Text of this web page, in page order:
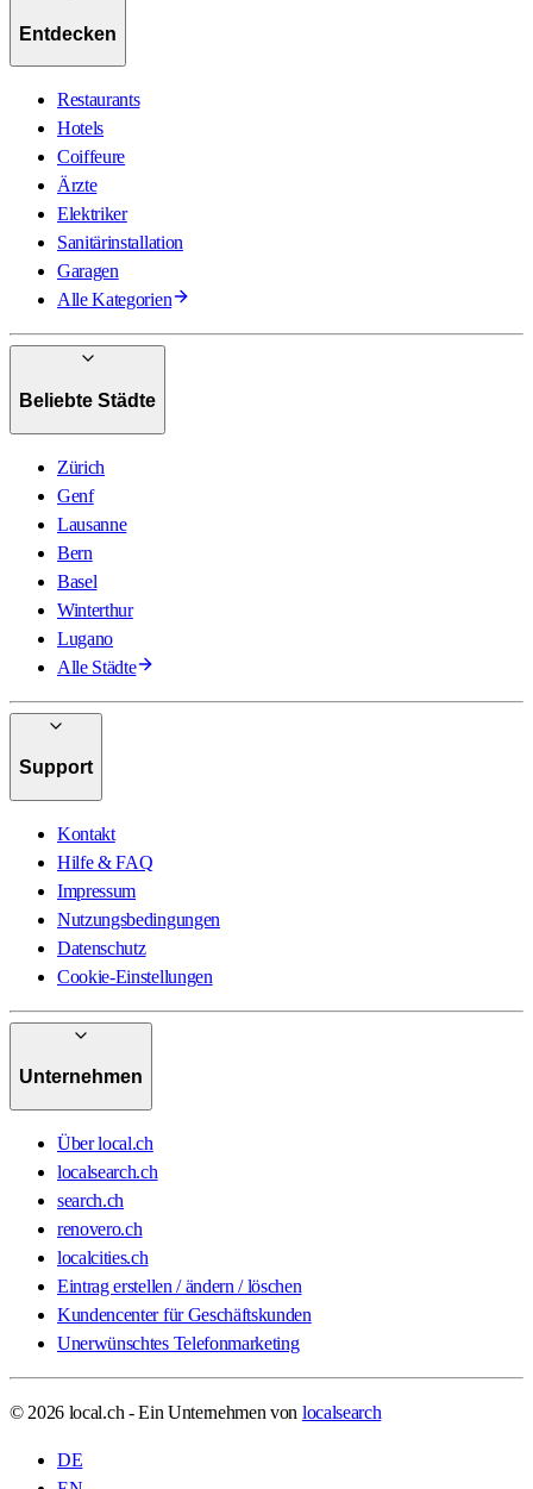
Entdecken
Restaurants
Hotels
Coiffeure
Ärzte
Elektriker
Sanitärinstallation
Garagen
Alle Kategorien
Beliebte Städte
Zürich
Genf
Lausanne
Bern
Basel
Winterthur
Lugano
Alle Städte
Support
Kontakt
Hilfe & FAQ
Impressum
Nutzungsbedingungen
Datenschutz
Cookie-Einstellungen
Unternehmen
Über local.ch
localsearch.ch
search.ch
renovero.ch
localcities.ch
Eintrag erstellen / ändern / löschen
Kundencenter für Geschäftskunden
Unerwünschtes Telefonmarketing
© 2026 local.ch - Ein Unternehmen von localsearch
DE